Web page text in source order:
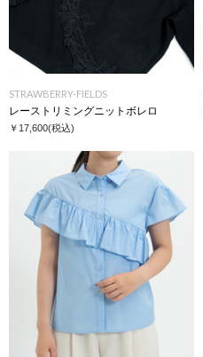
STRAWBERRY-FIELDS
レーストリミングニットボレロ
￥17,600(税込)